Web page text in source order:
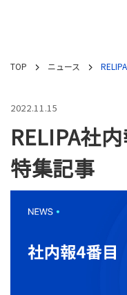
TOP ニュース
2022.11.15
RELIPA社
特集記事